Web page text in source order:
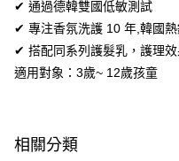
Google Pay
AFTEE先享後付
相關說明
１．簡單：不需註冊會員、不需
運送方式
✔ 通過德韓雙國低敏測試
✔ 專注香氛洗護 10 年,韓國
✔ 搭配同系列護髮乳，護理效
適用對象：3歲~ 12歲孩童
相關分類